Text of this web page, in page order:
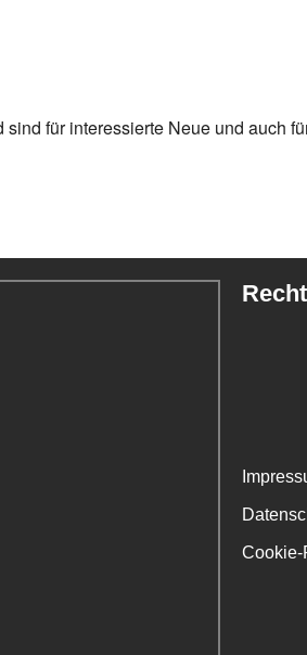
für interessierte Neue und auch
Cookie-